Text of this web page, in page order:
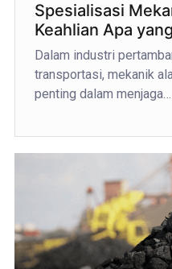
Spesialisasi
Keahlian Apa
Dalam industri
transportasi, mekanik
penting dalam menjaga…